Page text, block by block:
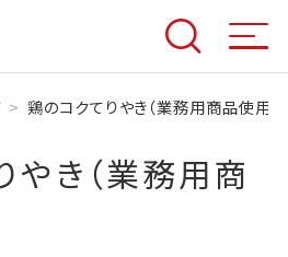
鶏のコクてりやき（業務用商品使用）
やき（業務用商